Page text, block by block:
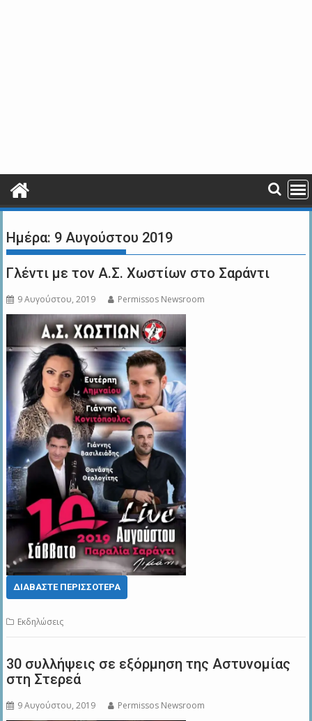
Ημέρα: 9 Αυγούστου 2019
Γλέντι με τον Α.Σ. Χωστίων στο Σαράντι
9 Αυγούστου, 2019 Permissos Newsroom
ΔΙΑΒΆΣΤΕ ΠΕΡΙΣΣΌΤΕΡΑ
Εκδηλώσεις
30 συλλήψεις σε εξόρμηση της Αστυνομίας
στη Στερεά
9 Αυγούστου, 2019 Permissos Newsroom